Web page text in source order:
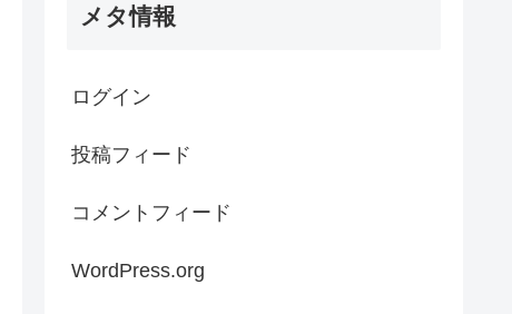
メタ情報
ログイン
投稿フィード
コメントフィード
WordPress.org